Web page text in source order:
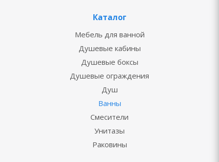
Каталог
Мебель для ванной
Душевые кабины
Душевые боксы
Душевые ограждения
Душ
Ванны
Смесители
Унитазы
Раковины